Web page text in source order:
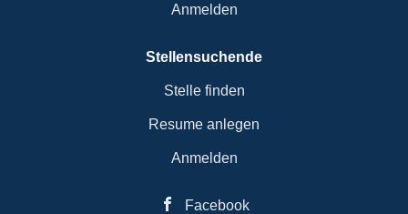
Anmelden
Stellensuchende
Stelle finden
Resume anlegen
Anmelden
Facebook